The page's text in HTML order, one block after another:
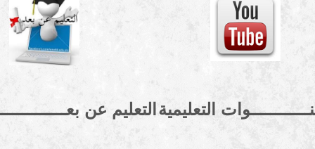
التعليمية التعليم عن